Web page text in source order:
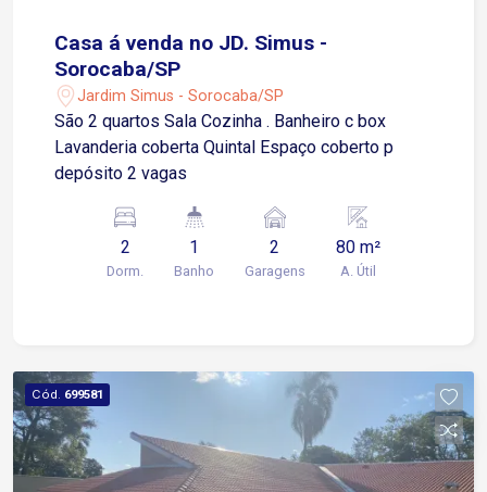
Casa á venda no JD. Simus -
Sorocaba/SP
Jardim Simus - Sorocaba/SP
São 2 quartos Sala Cozinha . Banheiro c box
Lavanderia coberta Quintal Espaço coberto p
depósito 2 vagas
2
Dorm.
1
Banho
2
Garagens
80 m²
A. Útil
Cód. 699581